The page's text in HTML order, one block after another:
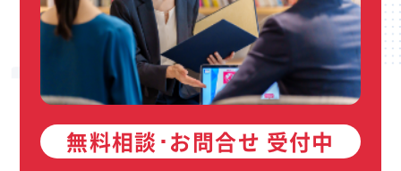
無料相談･お問合せ 受付中